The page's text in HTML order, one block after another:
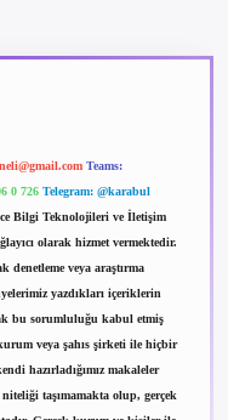
Teams:
0 726 Telegram: @karabul
Bilgi Teknolojileri ve İletişim
olarak hizmet vermektedir.
veya araştırma
yazdıkları içeriklerin
bu sorumluluğu kabul etmiş
veya şahıs şirketi ile hiçbir
hazırladığımız makaleler
taşımamakta olup, gerçek